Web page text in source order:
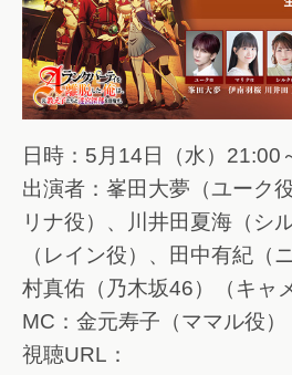
日時：5月14日（水）21:00
出演者：峯田大夢（ユーク
リナ役）、川井田夏海（シ
（レイン役）、田中有紀（
村真佑（乃木坂46）（キャ
MC：金元寿子（ママル役）
視聴URL：